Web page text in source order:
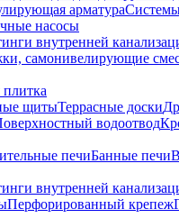
арматура
насосы
внутренней
самонивелирующие
плитка
щитыТеррасные доски
водоотвод
печиБанные печи
внутренней
Перфорированный крепеж